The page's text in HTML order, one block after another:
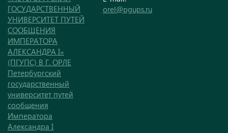
ГОСУДАРСТВЕННЫЙ
УНИВЕРСИТЕТ ПУТЕЙ
СООБЩЕНИЯ
ИМПЕРАТОРА
АЛЕКСАНДРА I»
(ПГУПС) В Г. ОРЛЕ
Петербургский
государственный
университет путей
сообщения
Императора
Александра I
orel@pgups.ru